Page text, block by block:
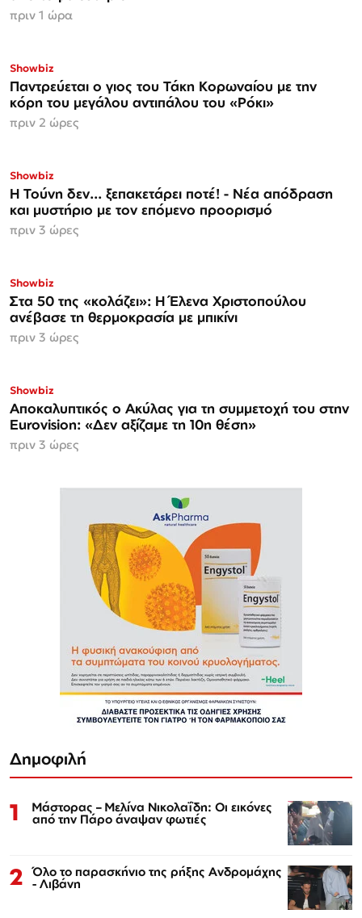
πριν 1 ώρα
ΑΠΟΚΛΕΙΣΤΙΚΟ
Showbiz
Παντρεύεται ο γιος του Τάκη Κορωναίου με την
κόρη του μεγάλου αντιπάλου του «Ρόκι»
πριν 2 ώρες
Showbiz
Η Τούνη δεν... ξεπακετάρει ποτέ! - Νέα απόδραση
και μυστήριο με τον επόμενο προορισμό
πριν 3 ώρες
Showbiz
Στα 50 της «κολάζει»: Η Έλενα Χριστοπούλου
ανέβασε τη θερμοκρασία με μπικίνι
πριν 3 ώρες
Showbiz
Αποκαλυπτικός ο Ακύλας για τη συμμετοχή του στην
Eurovision: «Δεν αξίζαμε τη 10η θέση»
πριν 3 ώρες
Δημοφιλή
1 Μάστορας – Μελίνα Νικολαΐδη: Οι εικόνες
από την Πάρο άναψαν φωτιές
2 Όλο το παρασκήνιο της ρήξης Ανδρομάχης
- Λιβάνη